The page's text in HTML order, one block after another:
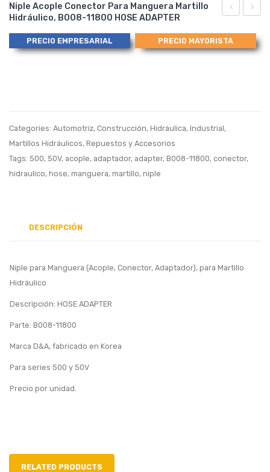
Conector
Manguera
ADAPTER
11800
Hule
Sello
Niple Acople Conector Para Manguera Martillo
Hidráulico, B008-11800 HOSE ADAPTER
PRECIO EMPRESARIAL PRECIO MAYORISTA
Categories: Automotriz, Construcción, Hidráulica, Industrial,
Martillos Hidráulicos, Repuestos y Accesorios
Tags: 500, 50V, acople, adaptador, adapter, B008-11800, conector,
hidraulico, hose, manguera, martillo, niple
DESCRIPCIÓN
Niple para Manguera (Acople, Conector, Adaptador), para Martillo
Hidráulico
Descripción: HOSE ADAPTER
Parte: B008-11800
Marca D&A, fabricado en Korea
Para series 500 y 50V
Precio por unidad.
RELATED PRODUCTS